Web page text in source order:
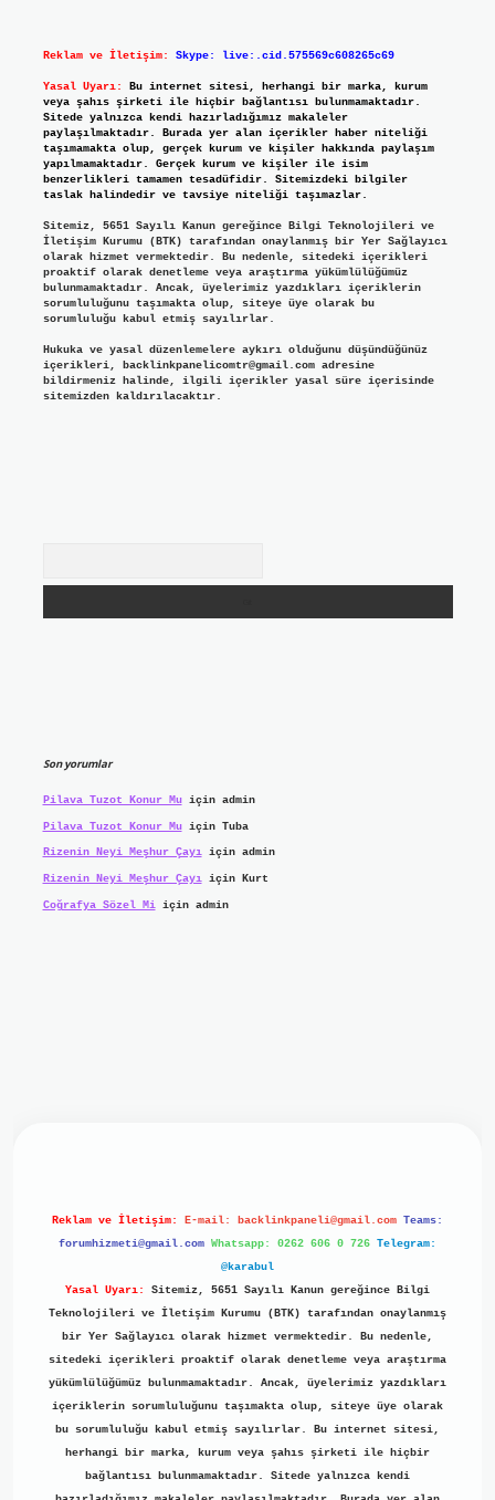
Reklam ve İletişim: Skype: live:.cid.575569c608265c69
Yasal Uyarı:
Bu internet sitesi, herhangi bir marka, kurum
veya şahıs şirketi ile hiçbir bağlantısı bulunmamaktadır.
Sitede yalnızca kendi hazırladığımız makaleler
paylaşılmaktadır. Burada yer alan içerikler haber niteliği
taşımamakta olup, gerçek kurum ve kişiler hakkında paylaşım
yapılmamaktadır. Gerçek kurum ve kişiler ile isim
benzerlikleri tamamen tesadüfidir. Sitemizdeki bilgiler
taslak halindedir ve tavsiye niteliği taşımazlar.
Sitemiz, 5651 Sayılı Kanun gereğince Bilgi Teknolojileri ve
İletişim Kurumu (BTK) tarafından onaylanmış bir Yer Sağlayıcı
olarak hizmet vermektedir. Bu nedenle, sitedeki içerikleri
proaktif olarak denetleme veya araştırma yükümlülüğümüz
bulunmamaktadır. Ancak, üyelerimiz yazdıkları içeriklerin
sorumluluğunu taşımakta olup, siteye üye olarak bu
sorumluluğu kabul etmiş sayılırlar.
Hukuka ve yasal düzenlemelere aykırı olduğunu düşündüğünüz
içerikleri, backlinkpanelicomtr@gmail.comadresine
bildirmeniz halinde, ilgili içerikler yasal süre içerisinde
sitemizden kaldırılacaktır.
Son yorumlar
Pilava Tuzot Konur Muiçin admin
Pilava Tuzot Konur Muiçin Tuba
Rizenin Neyi Meşhur Çayıiçin admin
Rizenin Neyi Meşhur Çayıiçin Kurt
Coğrafya Sözel Miiçin admin
Reklam ve İletişim: E-mail: backlinkpaneli@gmail.com Teams:
forumhizmeti@gmail.com Whatsapp: 0262 606 0 726 Telegram:
@karabul
Yasal Uyarı:
Sitemiz, 5651 Sayılı Kanun gereğince Bilgi
Teknolojileri ve İletişim Kurumu (BTK) tarafından onaylanmış
bir Yer Sağlayıcı olarak hizmet vermektedir. Bu nedenle,
sitedeki içerikleri proaktif olarak denetleme veya araştırma
yükümlülüğümüz bulunmamaktadır. Ancak, üyelerimiz yazdıkları
içeriklerin sorumluluğunu taşımakta olup, siteye üye olarak
bu sorumluluğu kabul etmiş sayılırlar. Bu internet sitesi,
herhangi bir marka, kurum veya şahıs şirketi ile hiçbir
bağlantısı bulunmamaktadır. Sitede yalnızca kendi